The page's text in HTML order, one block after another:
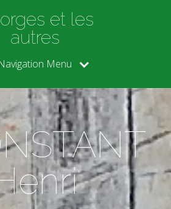
et les
autres
Menu